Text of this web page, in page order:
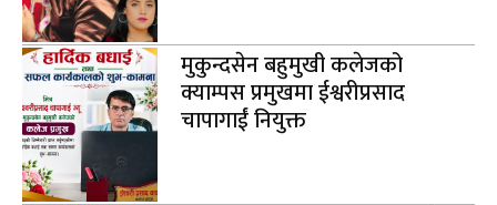
मुकुन्दसेन बहुमुखी कलेजको
क्याम्पस प्रमुखमा ईश्वरीप्रसाद
चापागाईं नियुक्त